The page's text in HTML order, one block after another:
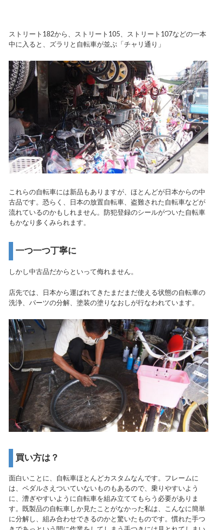
ストリート182から、ストリート105、ストリート107などの一本
中に入ると、ズラリと自転車が並ぶ「チャリ通り」
これらの自転車には新品もありますが、ほとんどが日本からの中
古品です。恐らく、日本の放置自転車、盗難された自転車などが
流れているのかもしれません。防犯登録のシールがついた自転車
もかなり多くみられます。
一つ一つ丁寧に
しかし中古品だからといって侮れません。
店先では、日本から運ばれてきたまだまだ使える状態の自転車の
洗浄、パーツの分解、塗装の塗りなおしが行なわれています。
買い方は？
面白いことに、自転車ほとんどカスタムなんです。フレームに
は、ペダルさえついていないものもあるので、乗りやすいよう
に、漕ぎやすいように自転車を組み立ててもらう必要がありま
す。既製品の自転車しか見たことがなかった私は、こんなに簡単
に分解し、組み合わせできるのかと驚いたものです。慣れた手つ